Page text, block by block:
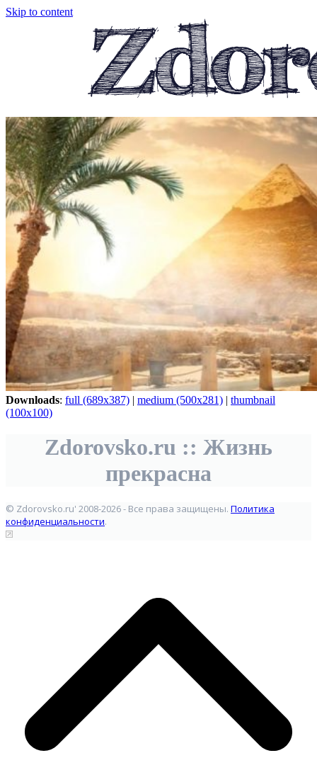
Skip to content
Downloads: full (689x387) | medium (500x281) | thumbnail
(100x100)
Zdorovsko.ru :: Жизнь
прекрасна
© Zdorovsko.ru' 2008-2026 - Все права защищены. Политика
конфиденциальности.